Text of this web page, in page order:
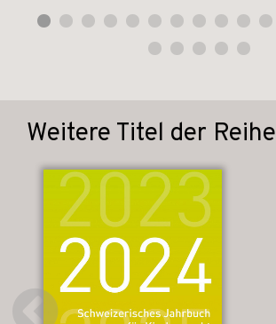
Weitere Titel der Reihe